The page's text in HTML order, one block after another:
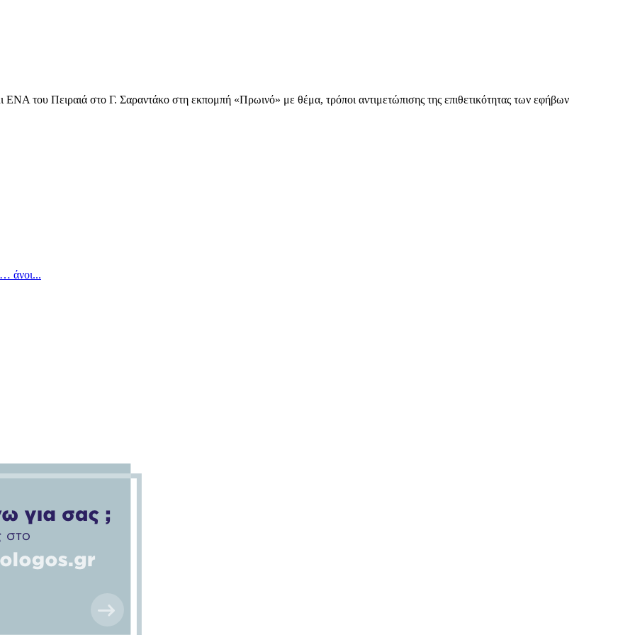
του Πειραιά στο Γ. Σαραντάκο στη εκπομπή «Πρωινό» με θέμα, τρόποι αντιμετώπισης της επιθετικότητας των εφήβων
άνοι...